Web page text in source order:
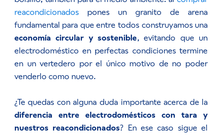
reacondicionadospones un granito de arena
fundamental para que entre todos construyamos una
economía circular y sostenible, evitando que un
electrodoméstico en perfectas condiciones termine
en un vertedero por el único motivo de no poder
venderlo como nuevo.
¿Te quedas con alguna duda importante acerca de la
diferencia entre electrodomésticos con tara y
nuestros reacondicionados? En ese caso sigue el